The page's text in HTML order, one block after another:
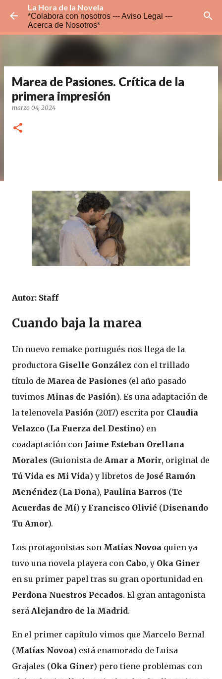
Ir al contenido principal
La Hora de la Novela
*Colabora con nosotros ---Aviso Legal ---
Acerca de Nosotros*
Marea de Pasiones. Crítica de la
primera impresión
marzo 04, 2024
Autor: Staff
Cuando baja la marea
Un nuevo remake portugués nos llega de la
productora Giselle González con el trillado
título de Marea de Pasiones (el año pasado
tuvimos Minas de Pasión). Es una adaptación de
la telenovela Pasión (2017) escrita por Claudia
Velazco (La Fuerza del Destino) en
coadaptación con Jaime Esteban Orellana
Morales (Guionista de Amar a Morir, original de
Tú Vida es Mi Vida) y libretos de José Ramón
Menéndez (La Doña), Paulina Barros (Te
Acuerdas de Mí) y Francisco Olivié (Diseñando
Tu Amor).
Los protagonistas son Matías Novoa quien ya
tuvo una novela playera con Cabo, y Oka Giner
en su primer papel tras su gran oportunidad en
Perdona Nuestros Pecados. El gran antagonista
será Alejandro de la Madrid.
En el primer capítulo vimos que Marcelo Bernal
(Matías Novoa) está enamorado de Luisa
Grajales (Oka Giner) pero tiene problemas con